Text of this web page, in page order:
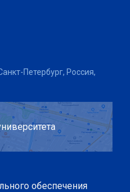
Петербург, Россия,
обеспечения